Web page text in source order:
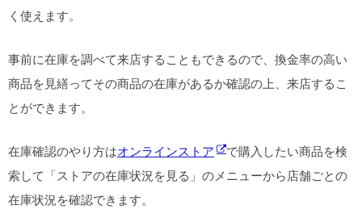
く使えます。
事前に在庫を調べて来店することもできるので、換金率の高い
商品を見繕ってその商品の在庫があるか確認の上、来店するこ
とができます。
在庫確認のやり方はオンラインストア
で購入したい商品を検
索して「ストアの在庫状況を見る」のメニューから店舗ごとの
在庫状況を確認できます。